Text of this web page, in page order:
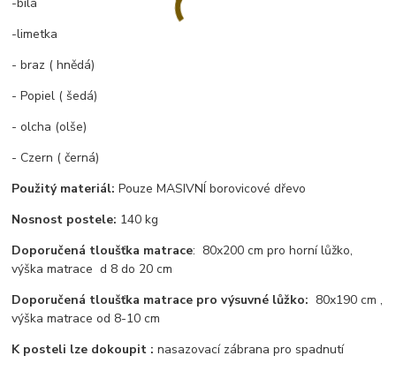
-limetka
- braz ( hnědá)
- Popiel ( šedá)
- olcha (olše)
- Czern ( černá)
Použitý materiál: Pouze MASIVNÍ borovicové dřevo
Nosnost postele: 140 kg
Doporučená tloušťka matrace: 80x200 cm pro horní lůžko,
výška matrace d 8 do 20 cm
Doporučená tloušťka matrace pro výsuvné lůžko: 80x190 cm ,
výška matrace od 8-10 cm
K posteli lze dokoupit : nasazovací zábrana pro spadnutí